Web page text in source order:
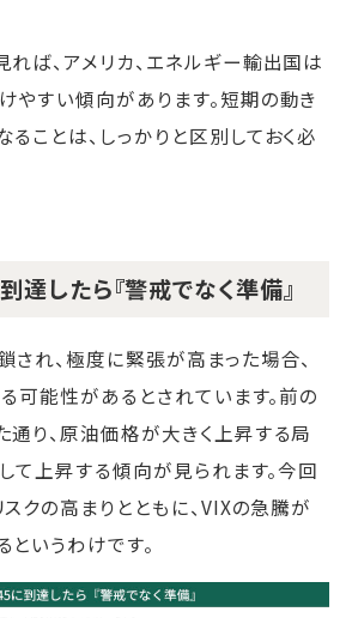
ば、アメリカ、エネルギー輸出国は
やすい傾向があります。短期の動き
ことは、しっかりと区別しておく必
達したら『警戒でなく準備』
れ、極度に緊張が高まった場合、
可能性があるとされています。前の
通り、原油価格が大きく上昇する局
て上昇する傾向が見られます。今回
クの高まりとともに、VIXの急騰が
いうわけです。